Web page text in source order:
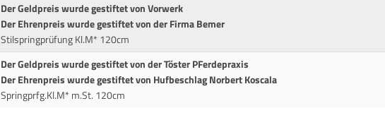
Der Geldpreis wurde gestiftet von Vorwerk
Der Ehrenpreis wurde gestiftet von der Firma Bemer
Stilspringprüfung Kl.M* 120cm
Der Geldpreis wurde gestiftet von der Töster PFerdepraxis
Der Ehrenpreis wurde gestiftet von Hufbeschlag Norbert Koscala
Springprfg.Kl.M* m.St. 120cm